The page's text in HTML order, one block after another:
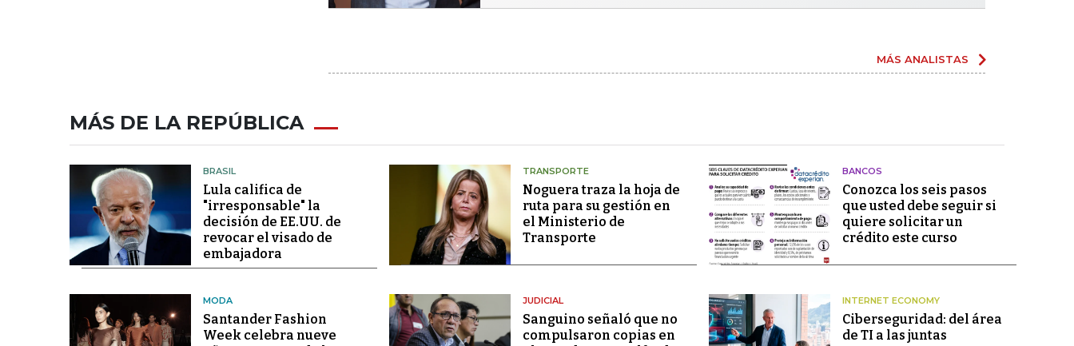
MÁS ANALISTAS
MÁS DE LA REPÚBLICA
BRASIL
Lula califica de
"irresponsable" la
decisión de EE.UU. de
revocar el visado de
embajadora
TRANSPORTE
Noguera traza la hoja de
ruta para su gestión en
el Ministerio de
Transporte
BANCOS
Conozca los seis pasos
que usted debe seguir si
quiere solicitar un
crédito este curso
MODA
Santander Fashion
Week celebra nueve
JUDICIAL
Sanguino señaló que no
compulsaron copias en
INTERNET ECONOMY
Ciberseguridad: del área
de TI a las juntas